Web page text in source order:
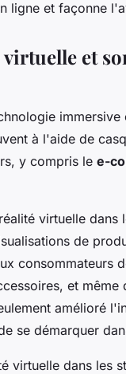
ligne et façonne
et
à l'aide de
y compris le e-
virtuelle dans
de
consommateurs
et
amélioré
se démarquer
virtuelle dans les